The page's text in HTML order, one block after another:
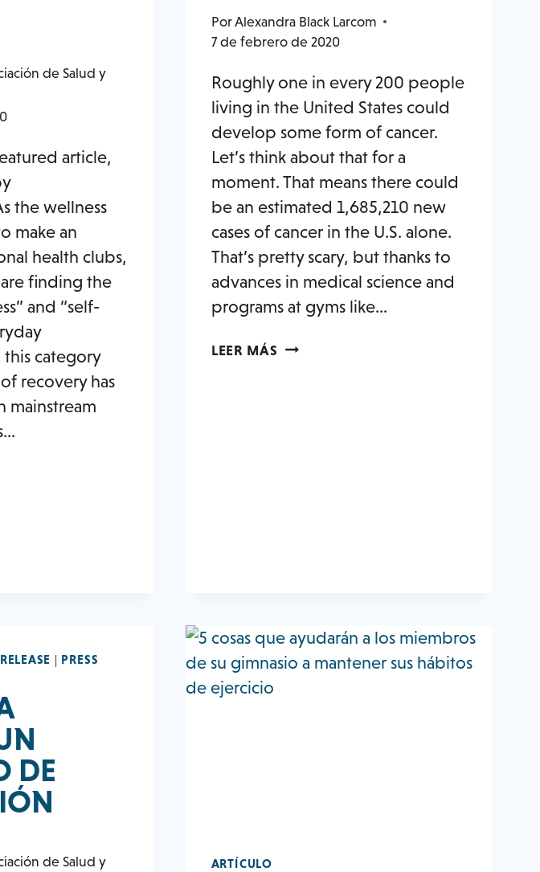
de Salud y
article,
the wellness
make an
health clubs,
finding the
and “self-
this category
recovery has
mainstream
PorAlexandra Black Larcom
7 de febrero de 2020
Roughly one in every 200 people
living in the United States could
develop some form of cancer.
Let’s think about that for a
moment. That means there could
be an estimated 1,685,210 new
cases of cancer in the U.S. alone.
That’s pretty scary, but thanks to
advances in medical science and
programs at gyms like…
LEER MÁS
| PRESS
DE
de Salud y
ARTÍCULO